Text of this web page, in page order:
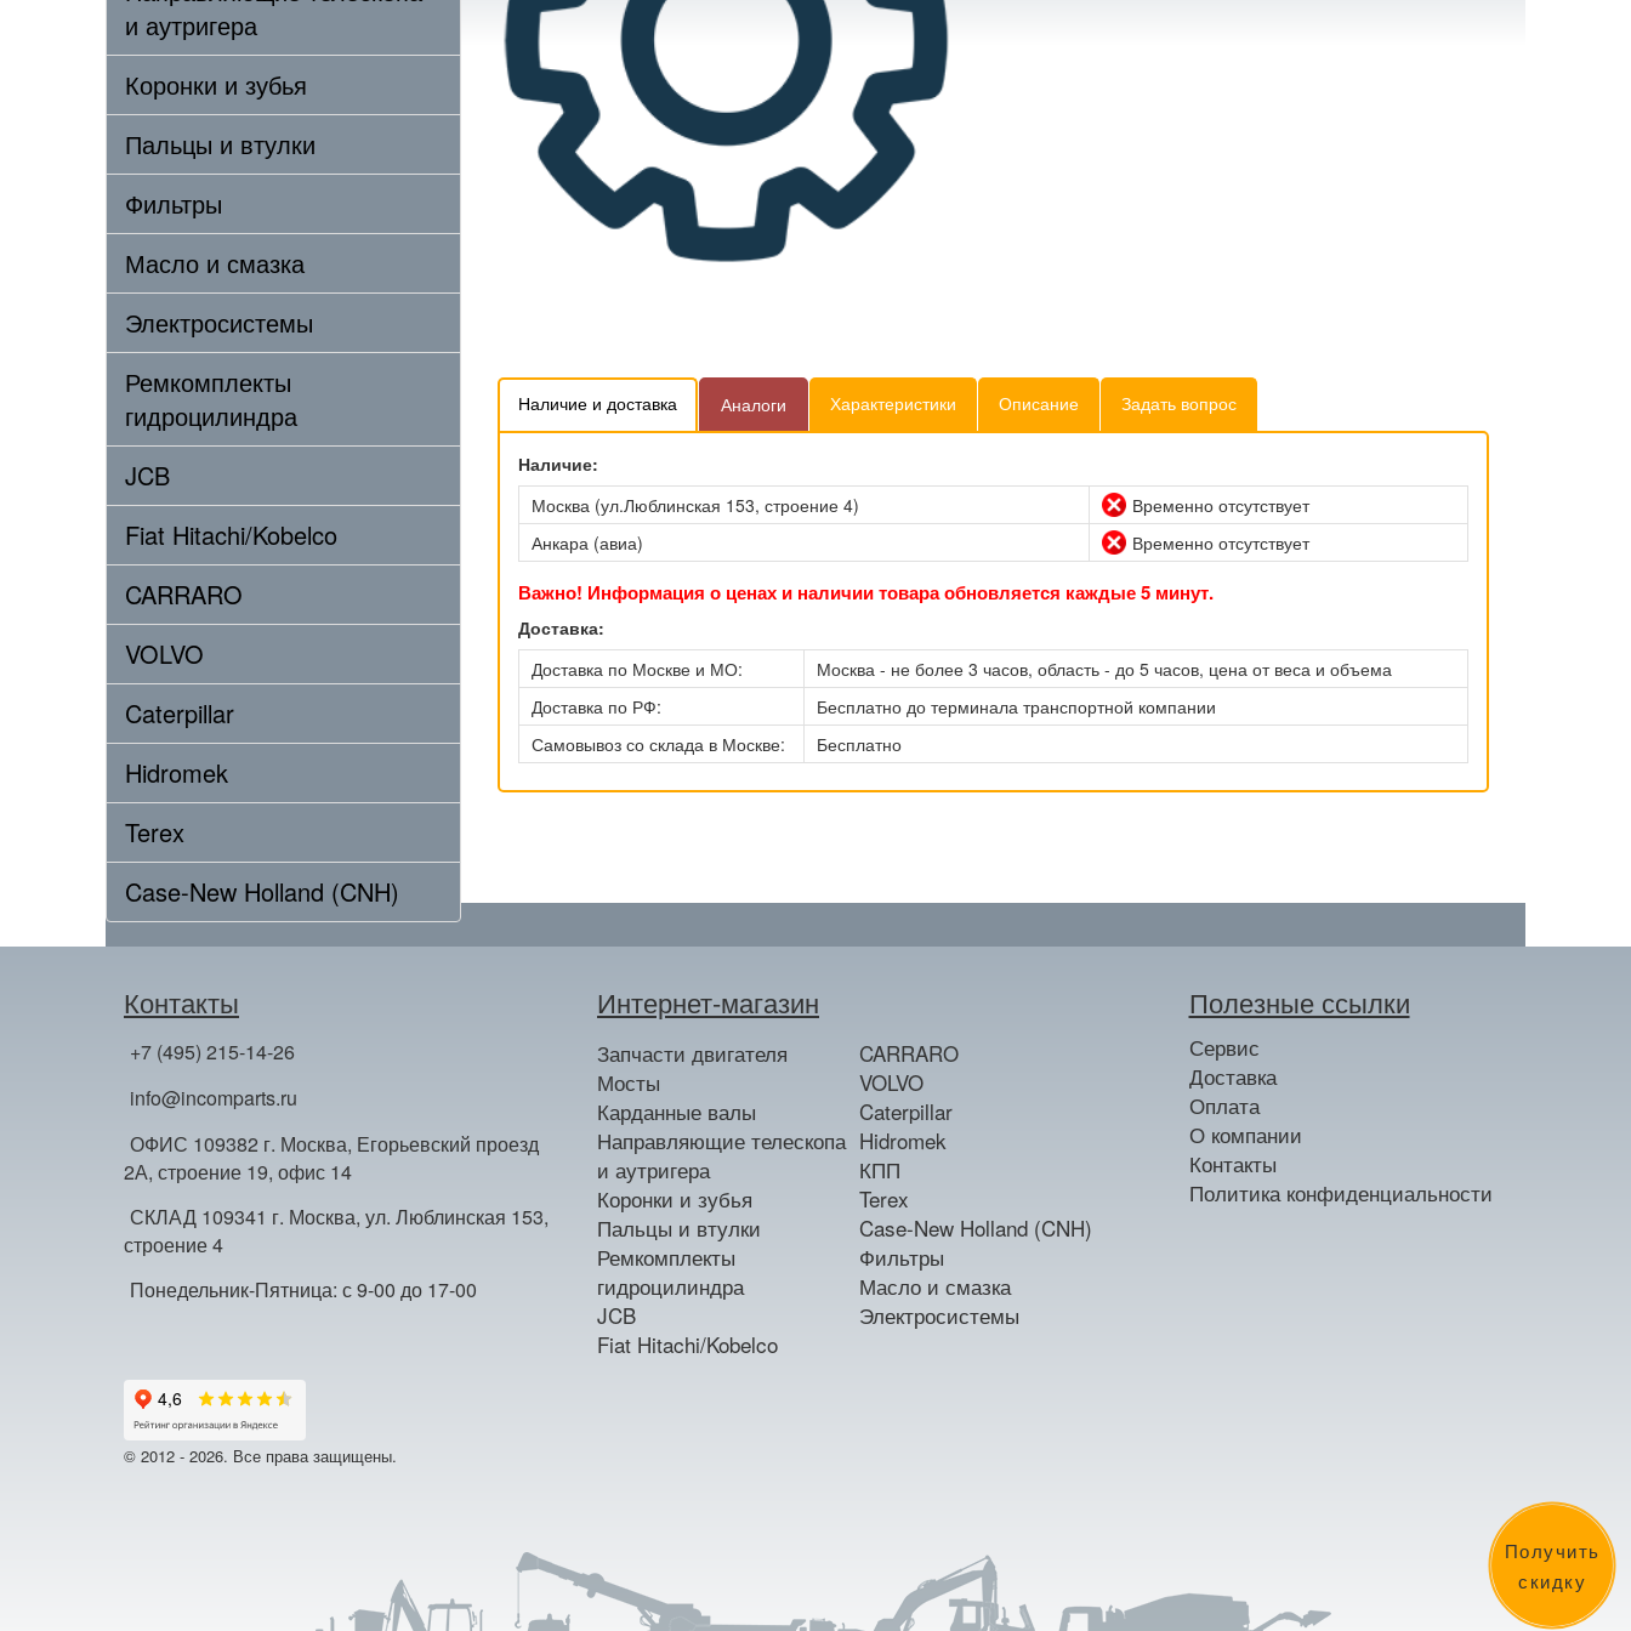
Получить
скидку
и аутригера
Коронки и зубья
Пальцы и втулки
Фильтры
Масло и смазка
Электросистемы
Ремкомплекты
гидроцилиндра
JCB
Fiat Hitachi/Kobelco
CARRARO
VOLVO
Caterpillar
Hidromek
Terex
Case-New Holland (CNH)
Наличие и доставка Аналоги Характеристики Описание Задать вопрос
Наличие:
Москва (ул.Люблинская 153, строение 4)
Временно отсутствует
Анкара (авиа)
Временно отсутствует
Важно! Информация о ценах и наличии товара обновляется каждые 5 минут.
Доставка:
Доставка по Москве и МО:
Москва - не более 3 часов, область - до 5 часов, цена от веса и объема
Доставка по РФ:
Бесплатно до терминала транспортной компании
Самовывоз со склада в Москве:
Бесплатно
Контакты
+7 (495) 215-14-26
info@incomparts.ru
ОФИС 109382 г. Москва, Егорьевский проезд
2А, строение 19, офис 14
СКЛАД 109341 г. Москва, ул. Люблинская 153,
строение 4
Понедельник-Пятница: с 9-00 до 17-00
Интернет-магазин
Запчасти двигателя
Мосты
Карданные валы
Направляющие телескопа
и аутригера
Коронки и зубья
Пальцы и втулки
Ремкомплекты
гидроцилиндра
JCB
Fiat Hitachi/Kobelco
CARRARO
VOLVO
Caterpillar
Hidromek
КПП
Terex
Case-New Holland (CNH)
Фильтры
Масло и смазка
Электросистемы
Полезные ссылки
Сервис
Доставка
Оплата
О компании
Контакты
Политика конфиденциальности
© 2012 - 2026. Все права защищены.